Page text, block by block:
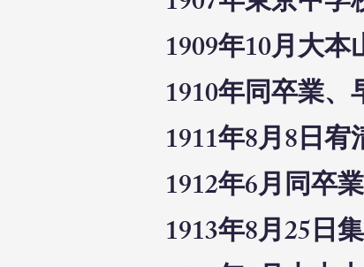
1909年10月大
1910年同卒業
1911年8月8日
1912年6月同卒業
1913年8月25日